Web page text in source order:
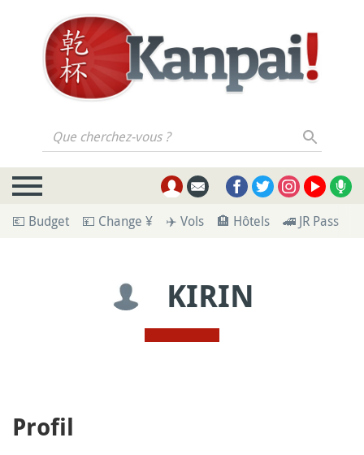
Que cherchez-vous ?
💶 Budget 💴 Change ¥ ✈️ Vols 🏨 Hôtels 🚄 JR Pass
KIRIN
Profil